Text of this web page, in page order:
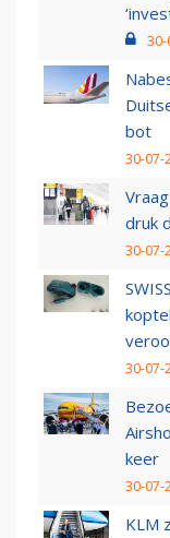
30-
bot
30-07-
druk
30-07-
30-07-
keer
30-07-
KLM